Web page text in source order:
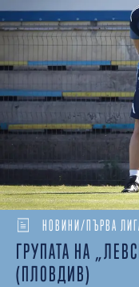
НОВИНИ/ПЪРВА
ГРУПАТА НА
(ПЛОВДИВ)